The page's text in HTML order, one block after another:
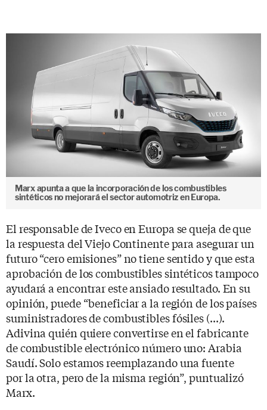
Marx apunta a que la incorporación de los combustibles
sintéticos no mejorará el sector automotriz en Europa.
El responsable de Iveco en Europa se queja de que
la respuesta del Viejo Continente para asegurar un
futuro “cero emisiones” no tiene sentido y que esta
aprobación de los combustibles sintéticos tampoco
ayudará a encontrar este ansiado resultado. En su
opinión, puede “beneficiar a la región de los países
suministradores de combustibles fósiles (...).
Adivina quién quiere convertirse en el fabricante
de combustible electrónico número uno: Arabia
Saudí. Solo estamos reemplazando una fuente
por la otra, pero de la misma región”, puntualizó
Marx.